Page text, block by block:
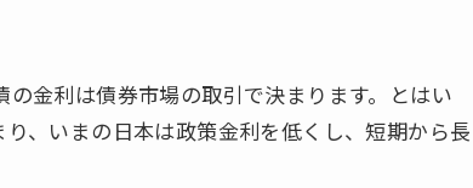
金利は債券市場の取引で決まります。とはい
、いまの日本は政策金利を低くし、短期から長